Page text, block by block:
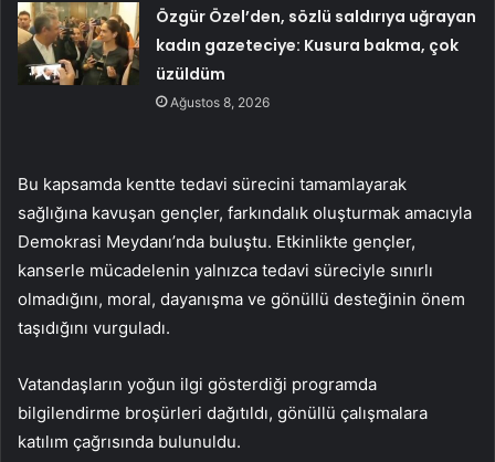
Özgür Özel’den, sözlü saldırıya uğrayan
kadın gazeteciye: Kusura bakma, çok
üzüldüm
Ağustos 8, 2026
Bu kapsamda kentte tedavi sürecini tamamlayarak
sağlığına kavuşan gençler, farkındalık oluşturmak amacıyla
Demokrasi Meydanı’nda buluştu. Etkinlikte gençler,
kanserle mücadelenin yalnızca tedavi süreciyle sınırlı
olmadığını, moral, dayanışma ve gönüllü desteğinin önem
taşıdığını vurguladı.
Vatandaşların yoğun ilgi gösterdiği programda
bilgilendirme broşürleri dağıtıldı, gönüllü çalışmalara
katılım çağrısında bulunuldu.